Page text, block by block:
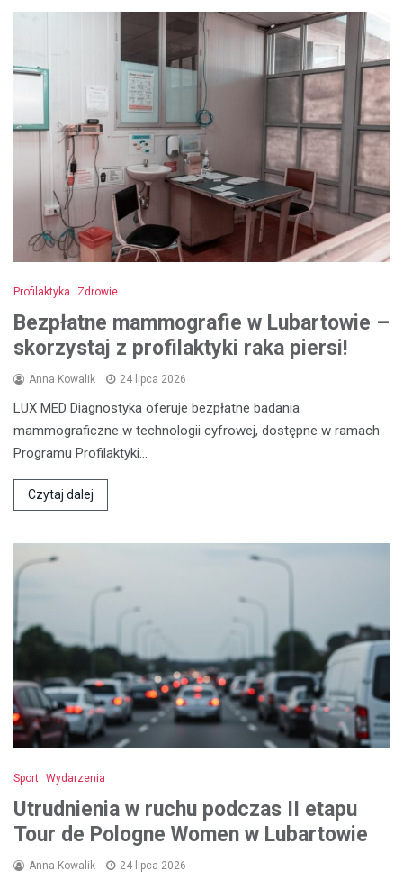
Profilaktyka Zdrowie
Bezpłatne mammografie w Lubartowie –
skorzystaj z profilaktyki raka piersi!
Anna Kowalik 24 lipca 2026
LUX MED Diagnostyka oferuje bezpłatne badania
mammograficzne w technologii cyfrowej, dostępne w ramach
Programu Profilaktyki…
Czytaj dalej
Sport Wydarzenia
Utrudnienia w ruchu podczas II etapu
Tour de Pologne Women w Lubartowie
Anna Kowalik 24 lipca 2026